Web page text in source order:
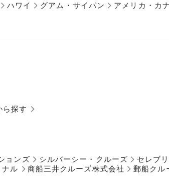
ハワイ グアム・サイパン アメリカ・カ
ら探す
ョンズ シルバーシー・クルーズ セレブ
ル 商船三井クルーズ株式会社 郵船クル